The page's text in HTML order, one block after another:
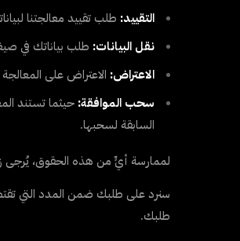
التقييد: طلب تقييد معالجتنا
نقل البيانات: طلب بياناتك في
الاعتراض: الاعتراض على
سحب الموافقة: حيثما تستند
السابقة لسحبها.
لممارسة أيٍّ من هذه الحقوق، يُرجى
طلبك.